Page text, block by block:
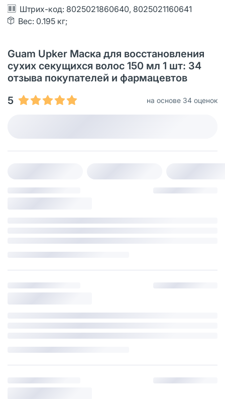
Штрих-код: 8025021860640, 8025021160641
Вес: 0.195 кг;
Guam Upker Маска для восстановления
сухих секущихся волос 150 мл 1 шт: 34
отзыва покупателей и фармацевтов
5
на основе 34 оценок